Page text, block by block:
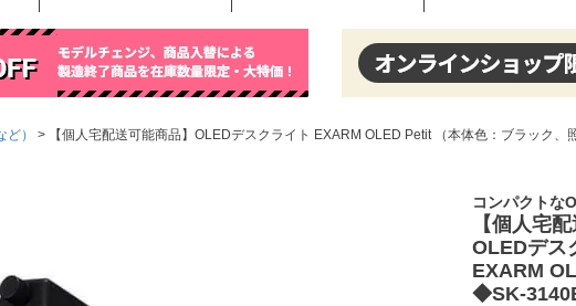
） 【個人宅配送可能商品】OLEDデスクライト EXARM OLED Petit （本体色：ブラック
コンパクトな
【個人宅
OLEDデス
EXARM
◆SK-